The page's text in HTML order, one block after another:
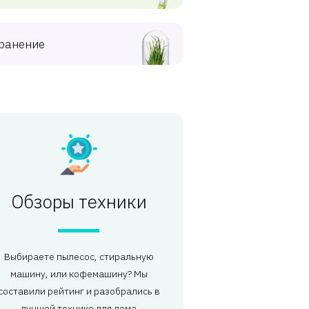
Обзоры техники
Выбираете пылесос, стиральную
машину, или кофемашину? Мы
рейтинг и разобрались в